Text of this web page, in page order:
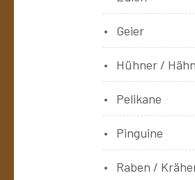
Geier
Hühner /
Pelikane
Pinguine
Raben /